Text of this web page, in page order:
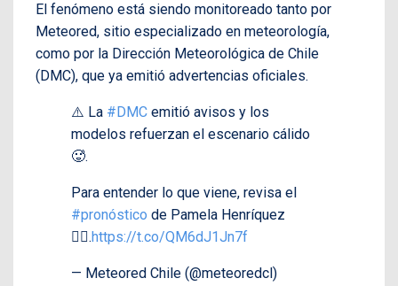
El fenómeno está siendo monitoreado tanto por
Meteored, sitio especializado en meteorología,
como por la Dirección Meteorológica de Chile
(DMC), que ya emitió advertencias oficiales.
⚠️ La #DMC emitió avisos y los
modelos refuerzan el escenario cálido
🥵.
Para entender lo que viene, revisa el
#pronóstico de Pamela Henríquez
👇🏻.https://t.co/QM6dJ1Jn7f
— Meteored Chile (@meteoredcl)